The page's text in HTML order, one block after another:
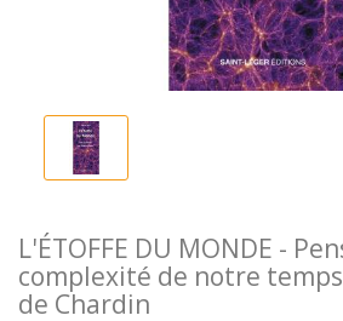
L'ÉTOFFE DU MONDE -
complexité de notre
de Chardin